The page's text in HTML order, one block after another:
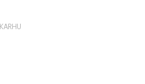
KARHU